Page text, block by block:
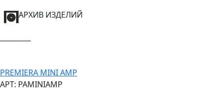
АРХИВ ИЗДЕЛИЙ
PREMIERA MINI AMP
АРТ: PAMINIAMP